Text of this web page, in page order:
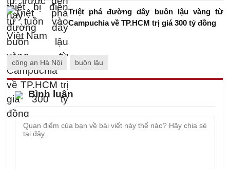
Triệt phá đường dây buôn lậu vàng từ
Campuchia về TP.HCM trị giá 300 tỷ đồng
công an Hà Nội buôn lậu
Bình luận